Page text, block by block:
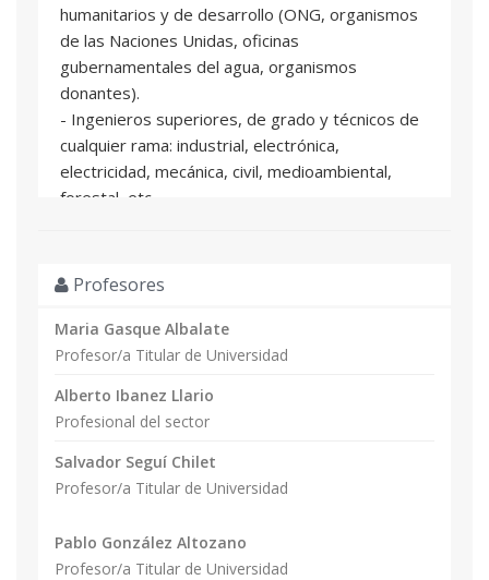
humanitarios y de desarrollo (ONG, organismos
de las Naciones Unidas, oficinas
gubernamentales del agua, organismos
donantes).
- Ingenieros superiores, de grado y técnicos de
cualquier rama: industrial, electrónica,
electricidad, mecánica, civil, medioambiental,
forestal, etc.
- Alumnos de ciclos formativos y formación
- Personal de oficinas técnicas.
- Instaladores eléctricos y otros profesionales
aplicada en el ámbito del bombeo fotovoltaico y
las energías renovables.
- Titulados de administración de empresas,
económicas, etc.
estudios son adecuados para ALUMNOS de
titulaciones universitarias o formación
Profesores
Maria Gasque Albalate
Profesor/a Titular de Universidad
Alberto Ibanez Llario
Profesional del sector
Salvador Seguí Chilet
Profesor/a Titular de Universidad
Pablo González Altozano
Profesor/a Titular de Universidad